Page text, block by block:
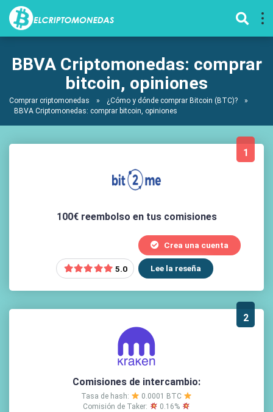
BBVA Criptomonedas: comprar
bitcoin, opiniones
Comprar criptomonedas » ¿Cómo y dónde comprar Bitcoin (BTC)?
»
BBVA Criptomonedas: comprar bitcoin, opiniones
1
100€ reembolso en tus comisiones
5.0
Crea una cuenta
Lee la reseña
2
Comisiones de intercambio:
Tasa de hash:
0.0001 BTC
Comisión de Taker:
0.16%